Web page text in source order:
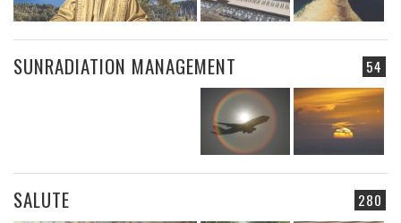
54
SUNRADIATION MANAGEMENT
280
SALUTE